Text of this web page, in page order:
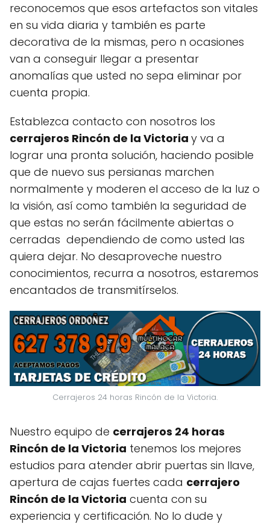
reconocemos que esos artefactos son vitales
en su vida diaria y también es parte
decorativa de la mismas, pero n ocasiones
van a conseguir llegar a presentar
anomalías que usted no sepa eliminar por
cuenta propia.
Establezca contacto con nosotros los
cerrajeros Rincón de la Victoria y va a
lograr una pronta solución, haciendo posible
que de nuevo sus persianas marchen
normalmente y moderen el acceso de la luz o
la visión, así como también la seguridad de
que estas no serán fácilmente abiertas o
cerradas dependiendo de como usted las
quiera dejar. No desaproveche nuestro
conocimientos, recurra a nosotros, estaremos
encantados de transmitírselos.
Cerrajeros 24 horas Rincón de la Victoria.
Nuestro equipo de cerrajeros 24 horas
Rincón de la Victoria tenemos los mejores
estudios para atender abrir puertas sin llave,
apertura de cajas fuertes cada cerrajero
Rincón de la Victoria cuenta con su
experiencia y certificación. No lo dude y